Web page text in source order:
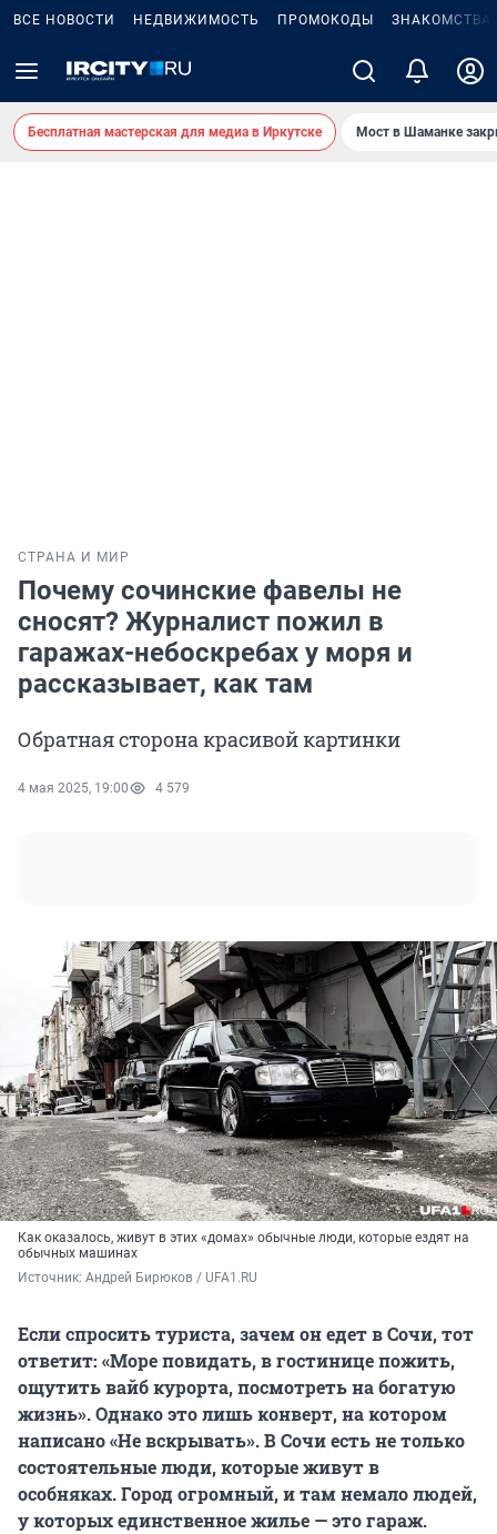
ВСЕ НОВОСТИ НЕДВИЖИМОСТЬ ПРОМОКОДЫ ЗНАКОМСТВА
Бесплатная мастерская для медиа в Иркутске Мост в Шаманке
СТРАНА И МИР
Почему сочинские фавелы не
сносят? Журналист пожил в
гаражах-небоскребах у моря и
рассказывает, как там
Обратная сторона красивой картинки
4 мая 2025, 19:00 4 579
Как оказалось, живут в этих «домах» обычные люди, которые ездят на
обычных машинах
Источник: Андрей Бирюков / UFA1.RU
Если спросить туриста, зачем он едет в Сочи, тот
ответит: «Море повидать, в гостинице пожить,
ощутить вайб курорта, посмотреть на богатую
жизнь». Однако это лишь конверт, на котором
написано «Не вскрывать». В Сочи есть не только
состоятельные люди, которые живут в
особняках. Город огромный, и там немало людей,
у которых единственное жилье — это гараж.